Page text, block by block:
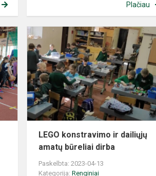
Plačiau
LEGO konstravimo ir dailiųjų
amatų būreliai dirba
Paskelbta: 2023-04-13
Kategorija:Renginiai